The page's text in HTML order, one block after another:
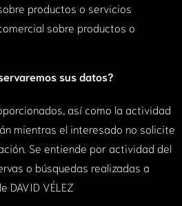
productos o servicios
sobre productos o
sus datos?
así como la actividad
mientras el interesado no solicite
Se entiende por actividad del
o búsquedas realizadas a
DAVID VÉLEZ